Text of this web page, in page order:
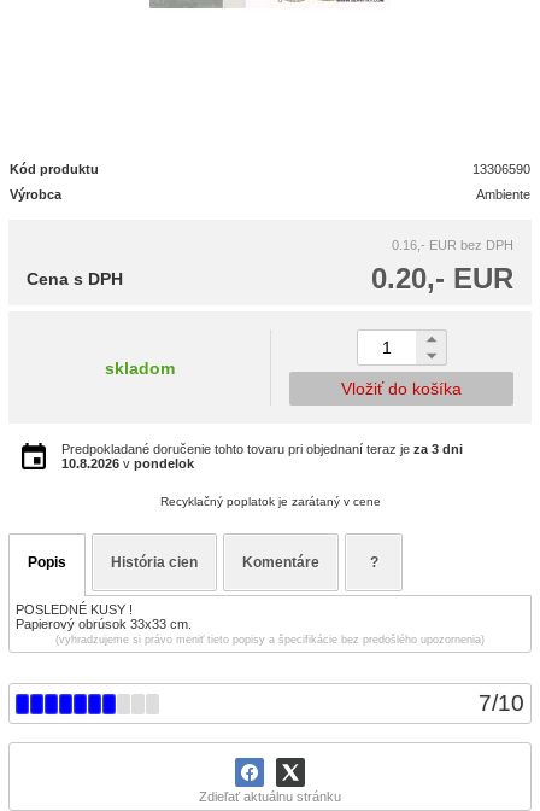
7/10
Zdieľať aktuálnu stránku
Kód produktu
13306590
Výrobca
Ambiente
0.16,- EUR bez DPH
0.20,- EUR
Cena s DPH
skladom
Vložiť do košíka
Predpokladané doručenie tohto tovaru pri objednaní teraz je za 3 dni
10.8.2026 v pondelok
Recyklačný poplatok je zarátaný v cene
Popis História cien Komentáre ?
POSLEDNÉ KUSY !
Papierový obrúsok 33x33 cm.
(vyhradzujeme si právo meniť tieto popisy a špecifikácie bez predošlého upozornenia)